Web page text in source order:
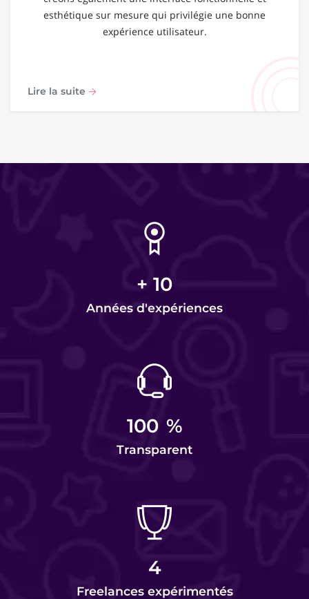
esthétique sur mesure qui privilégie une bonne
expérience utilisateur.
Lire la suite
+ 10
Années d'expériences
100 %
Transparent
4
Freelances expérimentés